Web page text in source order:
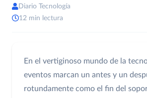
Diario Tecnología
12 min lectura
En el vertiginoso mundo de la
eventos marcan un antes y un
rotundamente como el fin del